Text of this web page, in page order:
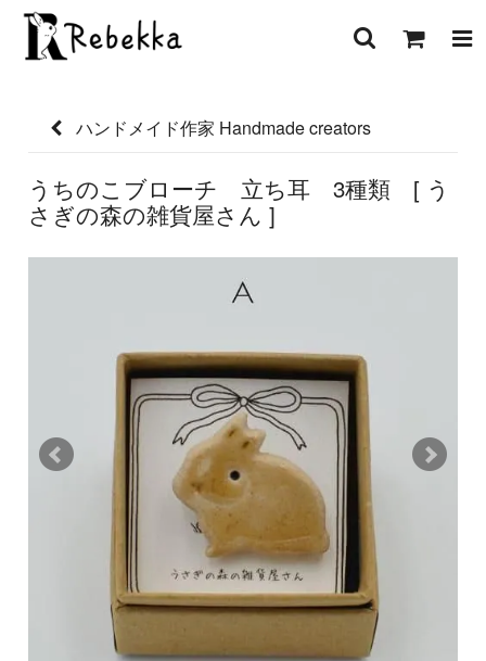
ハンドメイド作家 Handmade creators
うちのこブローチ 立ち耳 3種類 [ う
さぎの森の雑貨屋さん ]